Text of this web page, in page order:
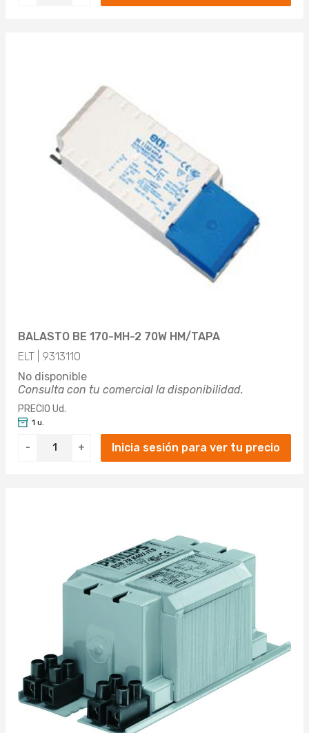
BALASTO BE 170-MH-2 70W HM/TAPA
ELT | 9313110
No disponible
Consulta con tu comercial la disponibilidad.
PRECIO Ud.
- +
1 u.
Inicia sesión para ver tu precio